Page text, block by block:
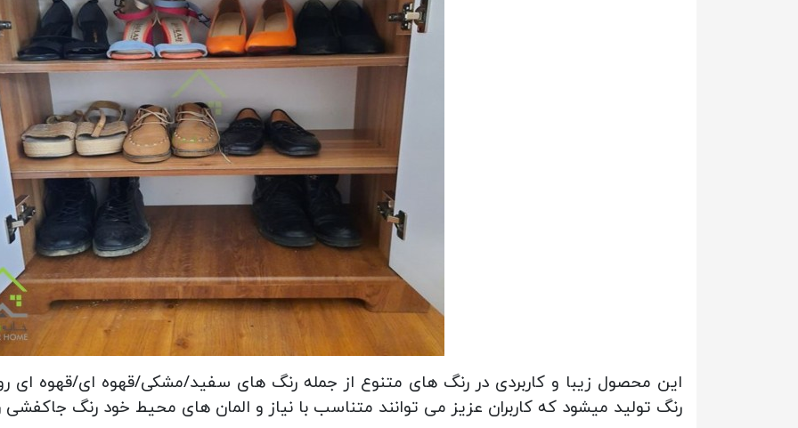
این محصول زیبا و کاربردی در رنگ های متنوع از جمله رنگ های سفید/مشکی/قهوه ای/قهوه
رنگ تولید میشود که کاربران عزیز می توانند متناسب با نیاز و المان های محیط خود رنگ جاکفشی